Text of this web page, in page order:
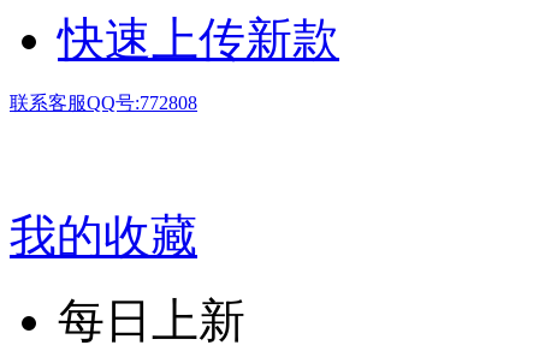
快速上传新款
联系客服QQ号:772808
我的收藏
每日上新